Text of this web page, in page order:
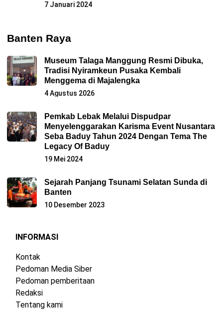
7 Januari 2024
Banten Raya
Museum Talaga Manggung Resmi Dibuka,
Tradisi Nyiramkeun Pusaka Kembali
Menggema di Majalengka
4 Agustus 2026
Pemkab Lebak Melalui Dispudpar
Menyelenggarakan Karisma Event Nusantara
Seba Baduy Tahun 2024 Dengan Tema The
Legacy Of Baduy
19 Mei 2024
Sejarah Panjang Tsunami Selatan Sunda di
Banten
10 Desember 2023
INFORMASI
Kontak
Pedoman Media Siber
Pedoman pemberitaan
Redaksi
Tentang kami